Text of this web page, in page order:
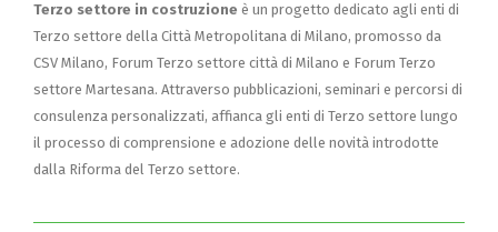
Terzo settore in costruzione è un progetto dedicato agli enti di
Terzo settore della Città Metropolitana di Milano, promosso da
CSV Milano, Forum Terzo settore città di Milano e Forum Terzo
settore Martesana. Attraverso pubblicazioni, seminari e percorsi di
consulenza personalizzati, affianca gli enti di Terzo settore lungo
il processo di comprensione e adozione delle novità introdotte
dalla Riforma del Terzo settore.